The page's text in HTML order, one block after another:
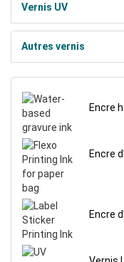
Vernis UV
Autres vernis
Encre
Encre
Encre